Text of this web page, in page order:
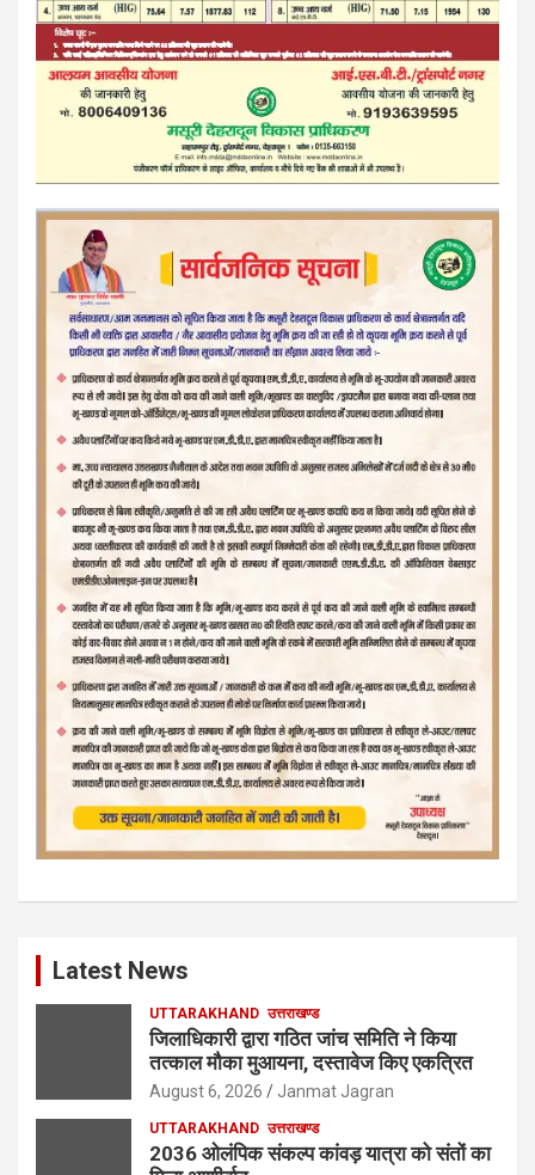
Latest News
UTTARAKHAND उत्तराखण्ड
जिलाधिकारी द्वारा गठित जांच समिति ने किया
तत्काल मौका मुआयना, दस्तावेज किए एकत्रित
August 6, 2026 Janmat Jagran
UTTARAKHAND उत्तराखण्ड
2036 ओलंपिक संकल्प कांवड़ यात्रा को संतों का